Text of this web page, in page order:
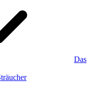
Das